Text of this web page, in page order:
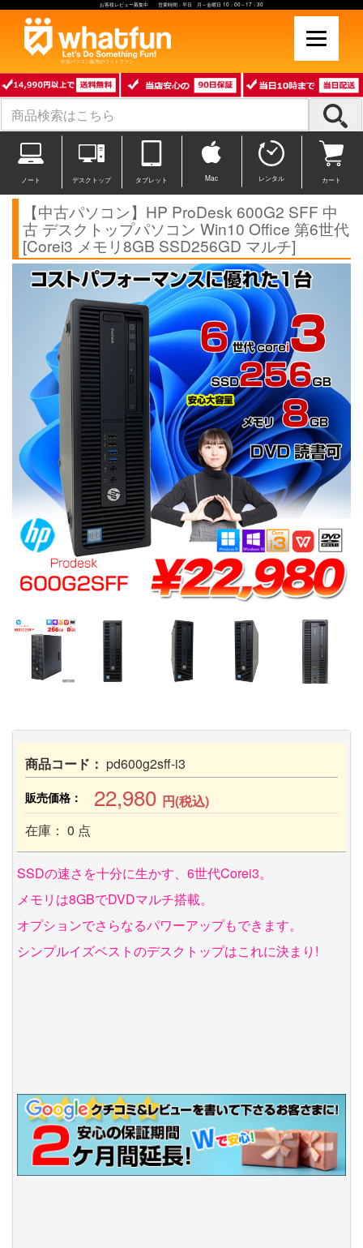
お客様レビュー募集中 営業時間：平日 月～金曜日 10：00～17：30
中古パソコン販売のワットファン
ノート デスクトップ タブレット Mac レンタル カート
【中古パソコン】HP ProDesk 600G2 SFF 中
古 デスクトップパソコン Win10 Office 第6世代
[Corei3 メモリ8GB SSD256GD マルチ]
商品コード： pd600g2sff-i3
販売価格： 22,980 円(税込)
在庫： 0 点
SSDの速さを十分に生かす、6世代Corei3。
メモリは8GBでDVDマルチ搭載。
オプションでさらなるパワーアップもできます。
シンプルイズベストのデスクトップはこれに決まり!